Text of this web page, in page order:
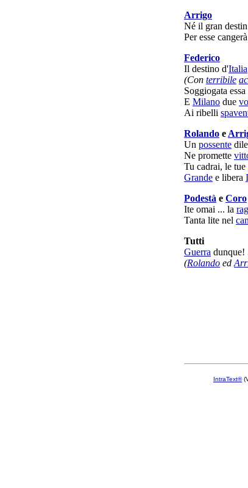
Arrigo
Né il gran destin
Per esse cangerà
Federico
Il destino d'Italia
(Con terribile
Soggiogata
E Milano due
Ai ribelli
Rolando e
Un possente
Ne promette
Tu cadrai, le tue
Grande e libera
Podestà e Coro
Ite omai ... la
Tanta lite nel
Tutti
Guerra dunque!
(Rolando ed
IntraText®